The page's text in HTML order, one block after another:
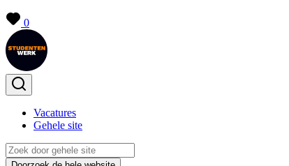
0
Vacatures
Gehele site